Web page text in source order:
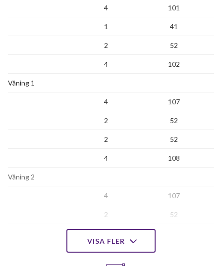
4 101
1 41
2 52
4 102
Våning 1
4 107
2 52
2 52
4 108
Våning 2
4 107
2 52
4
VISA FLER